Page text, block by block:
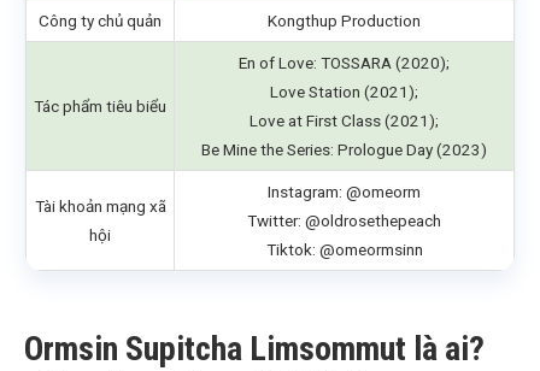
Công ty chủ quản Kongthup Production
Tác phẩm tiêu biểu
En of Love: TOSSARA (2020);
Love Station (2021);
Love at First Class (2021);
Be Mine the Series: Prologue Day (2023)
Tài khoản mạng xã
hội
Instagram: @omeorm
Twitter: @oldrosethepeach
Tiktok: @omeormsinn
Ormsin Supitcha Limsommut là ai?